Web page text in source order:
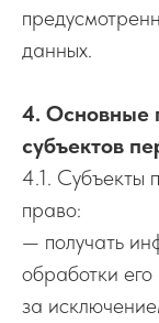
данных.
4. Основные
субъектов
4.1. Субъекты
право:
— получать
обработки
за